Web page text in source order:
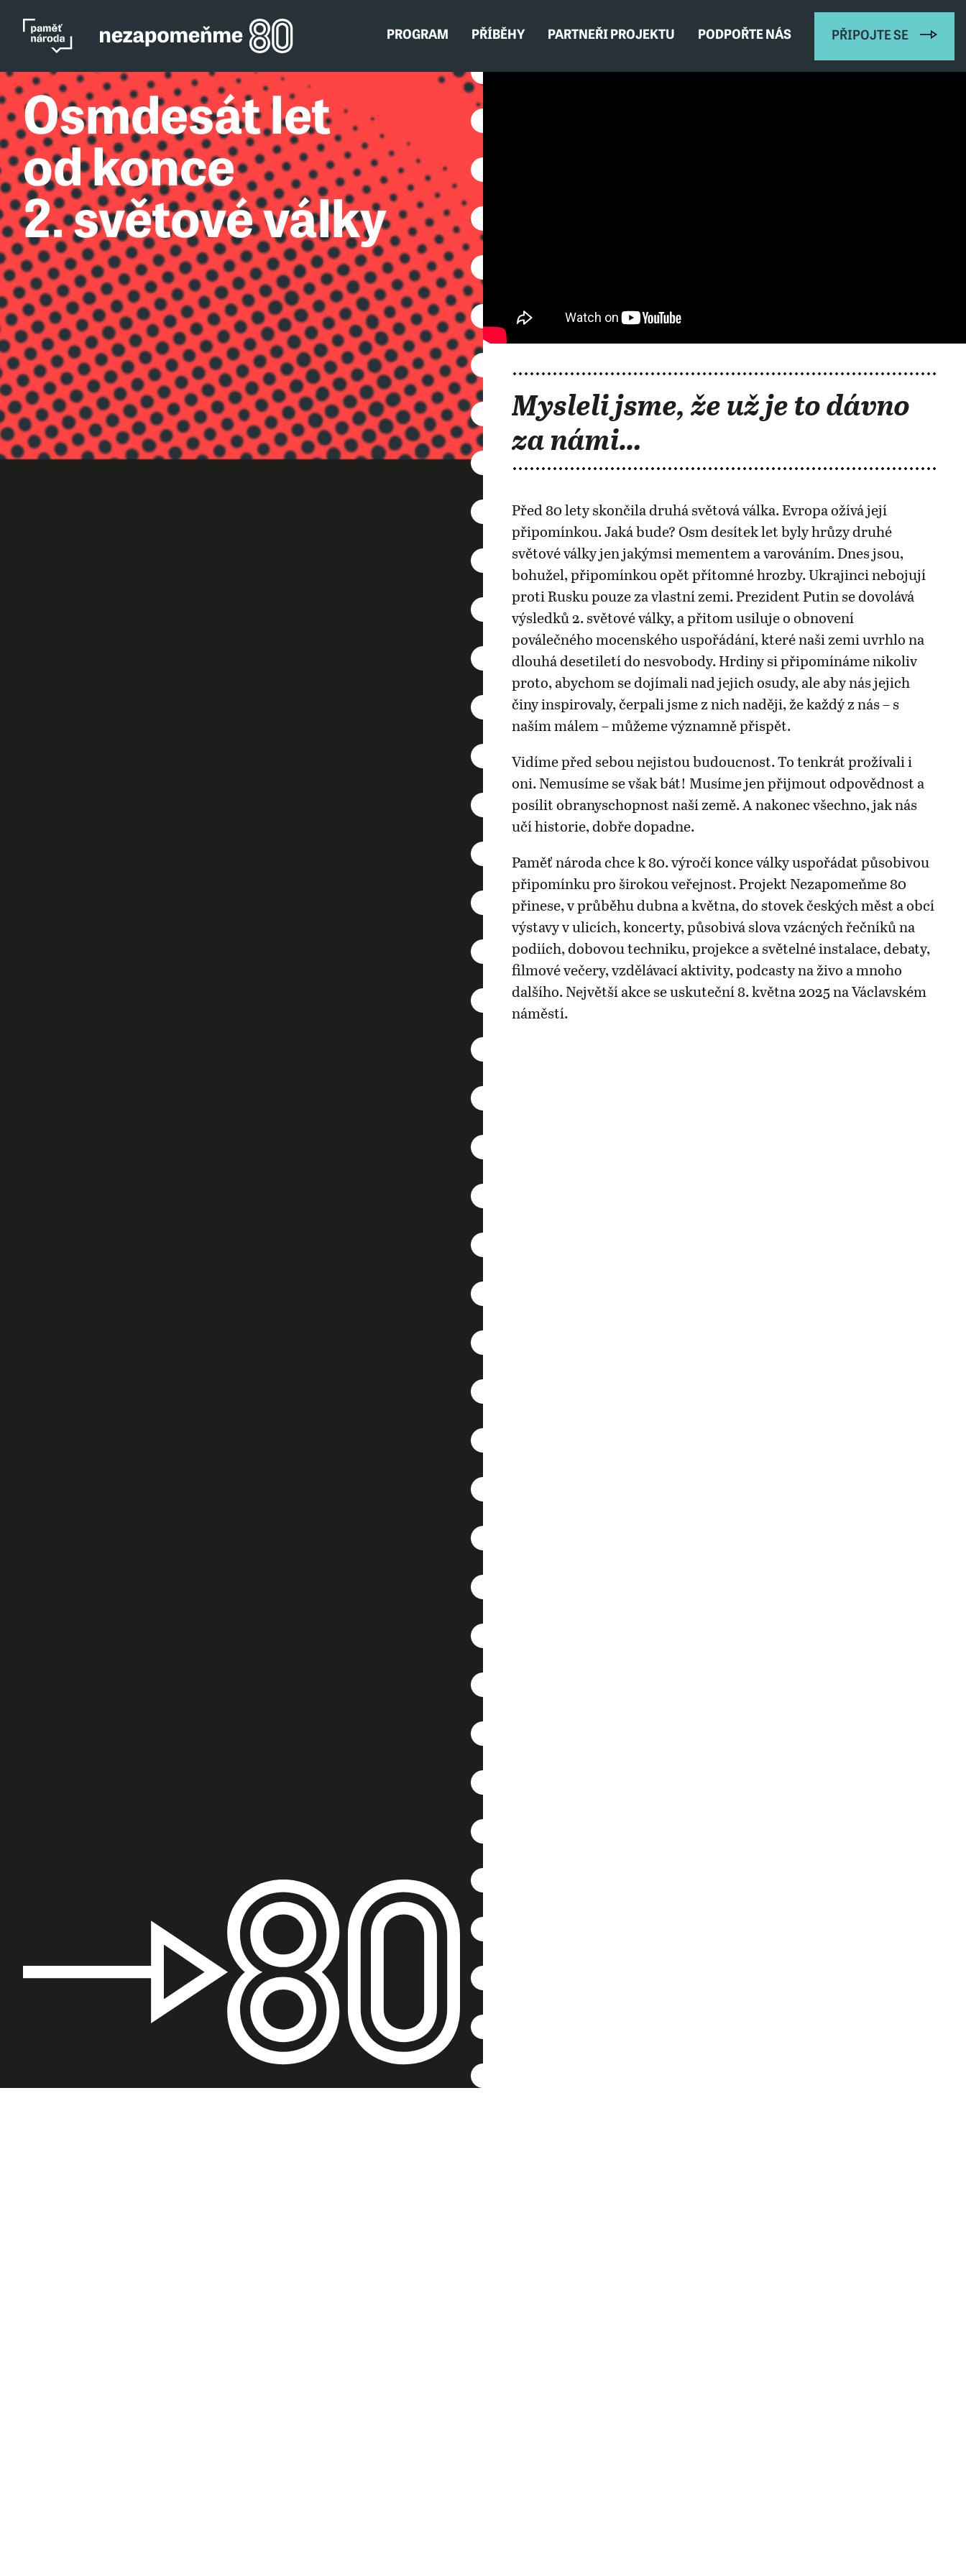
PROGRAM PŘÍBĚHY PARTNEŘI PROJEKTU PODPOŘTE NÁS PŘIPOJTE SE
Osmdesát let
od konce
2. světové války
Mysleli jsme, že už je to dávno
za námi…
Před 80 lety skončila druhá světová válka. Evropa ožívá její
připomínkou. Jaká bude? Osm desítek let byly hrůzy druhé
světové války jen jakýmsi mementem a varováním. Dnes jsou,
bohužel, připomínkou opět přítomné hrozby. Ukrajinci nebojují
proti Rusku pouze za vlastní zemi. Prezident Putin se dovolává
výsledků 2. světové války, a přitom usiluje o obnovení
poválečného mocenského uspořádání, které naši zemi uvrhlo na
dlouhá desetiletí do nesvobody. Hrdiny si připomínáme nikoliv
proto, abychom se dojímali nad jejich osudy, ale aby nás jejich
činy inspirovaly, čerpali jsme z nich naději, že každý z nás – s
naším málem – můžeme významně přispět.
Vidíme před sebou nejistou budoucnost. To tenkrát prožívali i
oni. Nemusíme se však bát! Musíme jen přijmout odpovědnost a
posílit obranyschopnost naší země. A nakonec všechno, jak nás
učí historie, dobře dopadne.
Paměť národa chce k 80. výročí konce války uspořádat působivou
připomínku pro širokou veřejnost. Projekt Nezapomeňme 80
přinese, v průběhu dubna a května, do stovek českých měst a obcí
výstavy v ulicích, koncerty, působivá slova vzácných řečníků na
podiích, dobovou techniku, projekce a světelné instalace, debaty,
filmové večery, vzdělávací aktivity, podcasty na živo a mnoho
dalšího. Největší akce se uskuteční 8. května 2025 na Václavském
náměstí.